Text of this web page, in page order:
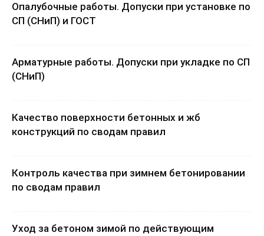
Опалубочные работы. Допуски при установке по
СП (СНиП) и ГОСТ
Арматурные работы. Допуски при укладке по СП
(СНиП)
Качество поверхности бетонных и жб
конструкций по сводам правил
Контроль качества при зимнем бетонировании
по сводам правил
Уход за бетоном зимой по действующим